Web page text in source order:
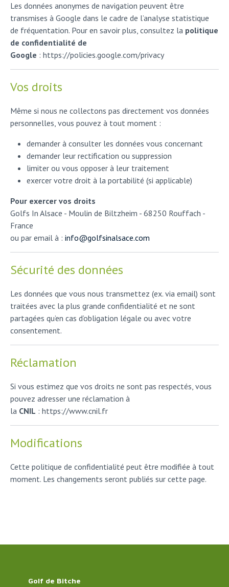
Les données anonymes de navigation peuvent être
transmises à Google dans le cadre de l’analyse statistique
de fréquentation. Pour en savoir plus, consultez la politique
de confidentialité de
Google : https://policies.google.com/privacy
Vos droits
Même si nous ne collectons pas directement vos données
personnelles, vous pouvez à tout moment :
demander à consulter les données vous concernant
demander leur rectification ou suppression
limiter ou vous opposer à leur traitement
exercer votre droit à la portabilité (si applicable)
Pour exercer vos droits
Golfs In Alsace - Moulin de Biltzheim - 68250 Rouffach -
France
ou par email à : info@golfsinalsace.com
Sécurité des données
Les données que vous nous transmettez (ex. via email) sont
traitées avec la plus grande confidentialité et ne sont
partagées qu’en cas d’obligation légale ou avec votre
consentement.
Réclamation
Si vous estimez que vos droits ne sont pas respectés, vous
pouvez adresser une réclamation à
la CNIL : https://www.cnil.fr
Modifications
Cette politique de confidentialité peut être modifiée à tout
moment. Les changements seront publiés sur cette page.
Golf de Bitche